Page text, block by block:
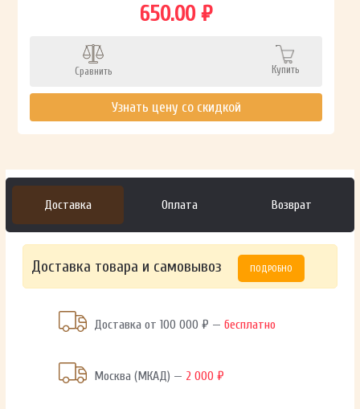
650.00 ₽
Сравнить Купить
Узнать цену со скидкой
Доставка Оплата Возврат
Доставка товара и самовывоз ПОДРОБНО
Доставка от 100 000 ₽ —бесплатно
Москва (МКАД) — 2 000 ₽